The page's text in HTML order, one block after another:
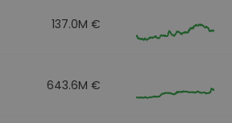
137.0M €
643.6M €